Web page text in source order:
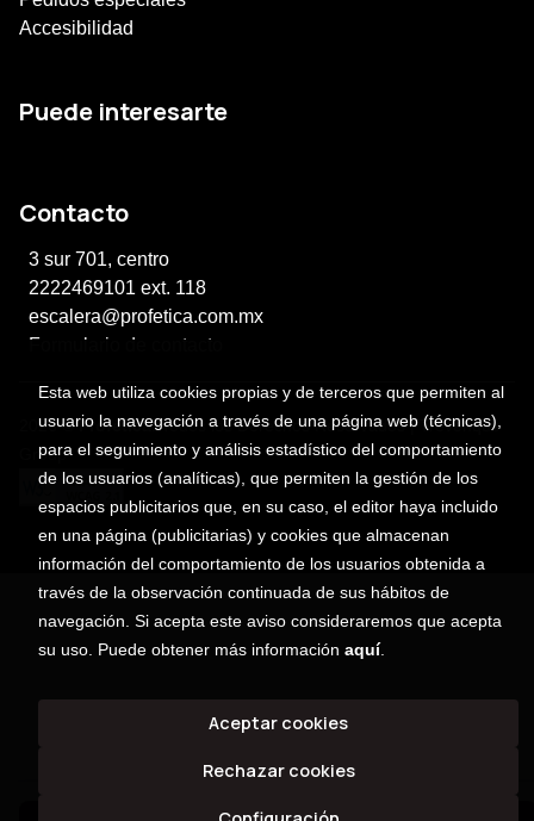
Accesibilidad
Puede interesarte
Contacto
3 sur 701, centro
2222469101 ext. 118
escalera@profetica.com.mx
Formulario de contacto
2026 ©Profética. Todos los Derechos Reservados | Trevenque
Group
Esta web utiliza cookies propias y de terceros que permiten al
usuario la navegación a través de una página web (técnicas),
para el seguimiento y análisis estadístico del comportamiento
de los usuarios (analíticas), que permiten la gestión de los
espacios publicitarios que, en su caso, el editor haya incluido
en una página (publicitarias) y cookies que almacenan
información del comportamiento de los usuarios obtenida a
través de la observación continuada de sus hábitos de
navegación. Si acepta este aviso consideraremos que acepta
su uso. Puede obtener más información aquí.
Rechazar cookies
Aceptar cookies